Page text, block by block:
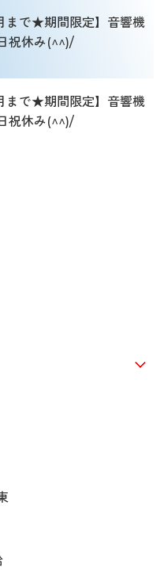
まで★期間限定】音響機
祝休み(^^)/
まで★期間限定】音響機
祝休み(^^)/